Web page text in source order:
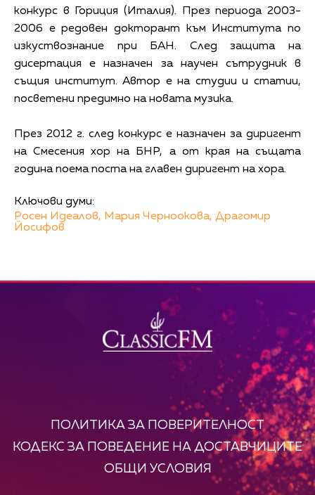
конкурс в Гориция (Италия). През периода 2003-
2006 е редовен докторант към Института по
изкуствознание при БАН. След защита на
дисертация е назначен за научен сътрудник в
същия институт. Автор е на студии и статии,
посветени предимно на новата музика.
През 2012 г. след конкурс е назначен за диригент
на Смесения хор на БНР, а от края на същата
година поема поста на главен диригент на хора.
Ключови думи:
Росен Идеалов, Мария Черноокова, Драгомир
Йосифов
ПОЛИТИКА ЗА ПОВЕРИТЕЛНОСТ
КОДЕКС ЗА ПОВЕДЕНИЕ НА ДОСТАВЧИЦИТЕ
ОБЩИ УСЛОВИЯ